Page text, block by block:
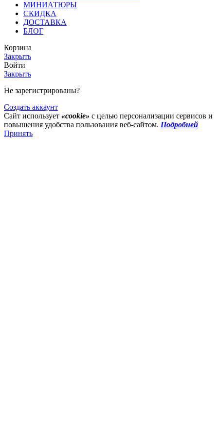
МИНИАТЮРЫ
СКИДКА
ДОСТАВКА
БЛОГ
Корзина
Закрыть
Войти
Закрыть
Не зарегистрированы?
Создать аккаунт
Сайт использует «cookie» с целью персонализации сервисов и
повышения удобства пользования веб-сайтом. Подробней
Принять